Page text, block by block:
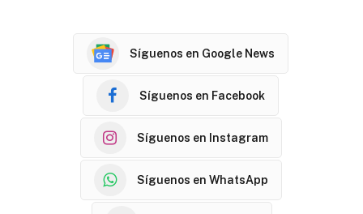
Síguenos en Google News
Síguenos en Facebook
Síguenos en Instagram
Síguenos en WhatsApp